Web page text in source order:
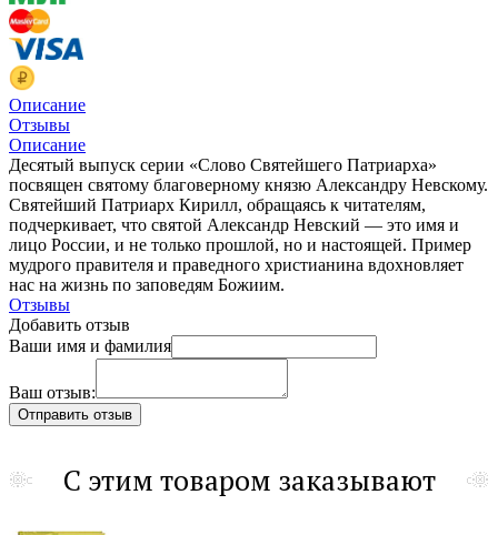
Описание
Отзывы
Описание
Десятый выпуск серии «Слово Святейшего Патриарха»
посвящен святому благоверному князю Александру Невскому.
Святейший Патриарх Кирилл, обращаясь к читателям,
подчеркивает, что святой Александр Невский — это имя и
лицо России, и не только прошлой, но и настоящей. Пример
мудрого правителя и праведного христианина вдохновляет
нас на жизнь по заповедям Божиим.
Отзывы
Добавить отзыв
Ваши имя и фамилия
Ваш отзыв:
С этим товаром заказывают